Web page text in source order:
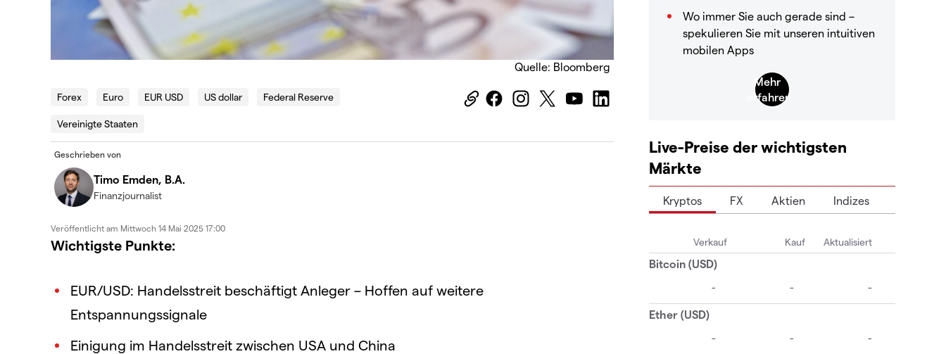
Quelle: Bloomberg
Forex Euro EUR USD US dollar Federal Reserve
Vereinigte Staaten
Geschrieben von
Timo Emden, B.A.
Finanzjournalist
Veröffentlicht am Mittwoch 14 Mai 2025 17:00
Wichtigste Punkte:
EUR/USD: Handelsstreit beschäftigt Anleger – Hoffen auf weitere
Entspannungssignale
Einigung im Handelsstreit zwischen USA und China
Wo immer Sie auch gerade sind –
spekulieren Sie mit unseren intuitiven
mobilen Apps
Live-Preise der wichtigsten
Märkte
Kryptos FX Aktien Indizes